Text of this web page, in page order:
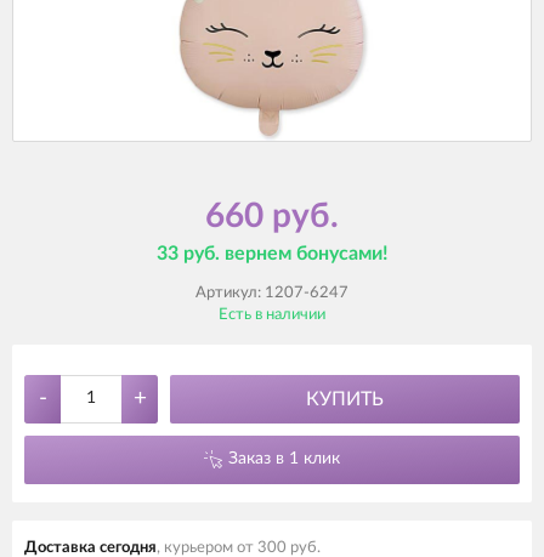
660 руб.
33 руб. вернем бонусами!
Артикул: 1207-6247
Есть в наличии
- + КУПИТЬ
Заказ в 1 клик
Доставка cегодня, курьером от 300 руб.